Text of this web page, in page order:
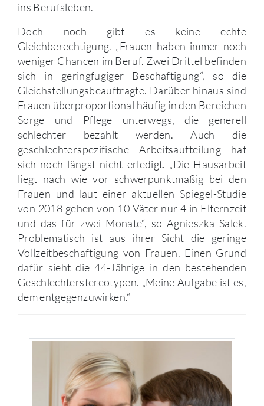
ins Berufsleben.
Doch noch gibt es keine echte
Gleichberechtigung. „Frauen haben immer noch
weniger Chancen im Beruf. Zwei Drittel befinden
sich in geringfügiger Beschäftigung“, so die
Gleichstellungsbeauftragte. Darüber hinaus sind
Frauen überproportional häufig in den Bereichen
Sorge und Pflege unterwegs, die generell
schlechter bezahlt werden. Auch die
geschlechterspezifische Arbeitsaufteilung hat
sich noch längst nicht erledigt. „Die Hausarbeit
liegt nach wie vor schwerpunktmäßig bei den
Frauen und laut einer aktuellen Spiegel-Studie
von 2018 gehen von 10 Väter nur 4 in Elternzeit
und das für zwei Monate“, so Agnieszka Salek.
Problematisch ist aus ihrer Sicht die geringe
Vollzeitbeschäftigung von Frauen. Einen Grund
dafür sieht die 44-Jährige in den bestehenden
Geschlechterstereotypen. „Meine Aufgabe ist es,
dem entgegenzuwirken.“